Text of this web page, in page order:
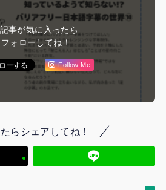
事が気に入ったら
フォローしてね！
Follow Me
らシェアしてね！